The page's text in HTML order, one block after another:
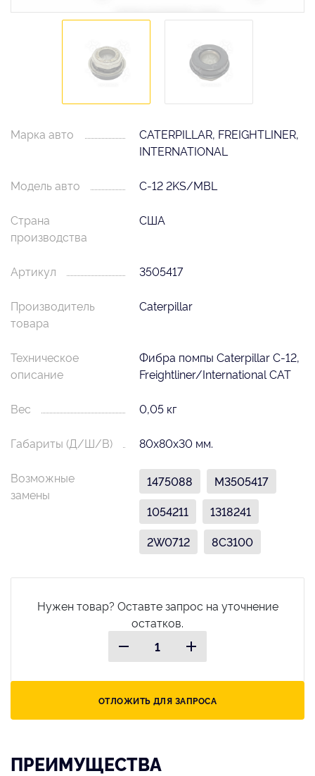
Марка авто
CATERPILLAR, FREIGHTLINER,
INTERNATIONAL
Модель авто C-12 2KS/MBL
Страна
производства
США
Артикул 3505417
Производитель
товара
Caterpillar
Техническое
описание
Фибра помпы Caterpillar C-12,
Freightliner/International CAT
Вес 0,05 кг
Габариты (Д/Ш/В) 80х80х30 мм.
Возможные
замены
1475088
M3505417
1054211
1318241
2W0712
8C3100
Нужен товар? Оставте запрос на уточнение
остатков.
ОТЛОЖИТЬ ДЛЯ ЗАПРОСА
ПРЕИМУЩЕСТВА